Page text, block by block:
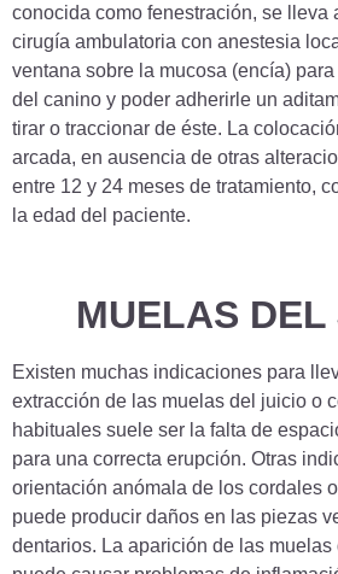
conocida como fenestración, se lleva
cirugía ambulatoria con anestesia
ventana sobre la mucosa (encía)
del canino y poder adherirle un
tirar o traccionar de éste. La
arcada, en ausencia de otras
entre 12 y 24 meses de tratamiento,
la edad del paciente.
MUELAS DEL
Existen muchas indicaciones para
extracción de las muelas del juicio o
habituales suele ser la falta de
para una correcta erupción. Otras
orientación anómala de los cordales
puede producir daños en las piezas
dentarios. La aparición de las